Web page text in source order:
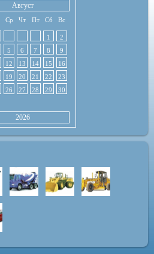
Август
Ср Чт Пт Сб Вс
1
2
5 6 7 8
9
12 13 14 15
16
19 20 21 22
23
26 27 28 29
30
2026